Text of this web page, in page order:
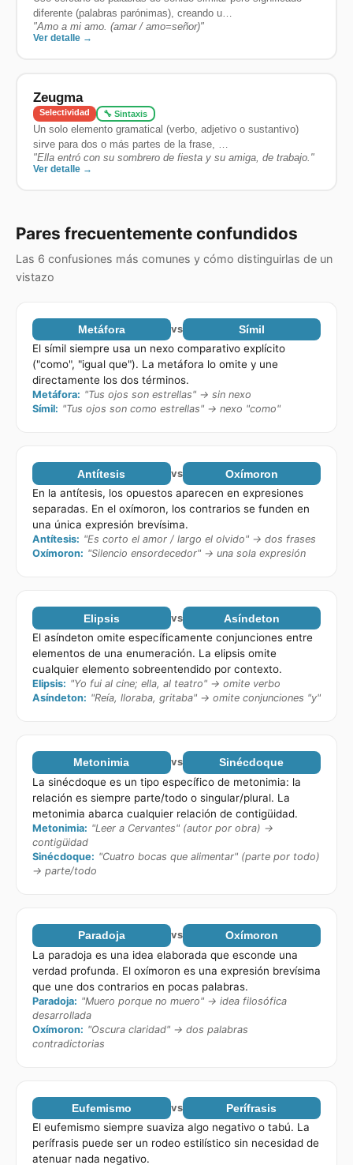
diferente (palabras parónimas), creando u…
"Amo a mi amo. (amar / amo=señor)"
Ver detalle →
Zeugma
Selectividad 🔧 Sintaxis
Un solo elemento gramatical (verbo, adjetivo o sustantivo)
sirve para dos o más partes de la frase, …
"Ella entró con su sombrero de fiesta y su amiga, de trabajo. "
Ver detalle →
Pares frecuentemente confundidos
Las 6 confusiones más comunes y cómo distinguirlas de un
vistazo
Metáfora vs
Símil
El símil siempre usa un nexo comparativo explícito
("como", "igual que"). La metáfora lo omite y une
directamente los dos términos.
Metáfora: "Tus ojos son estrellas" → sin nexo
Símil: "Tus ojos son como estrellas" → nexo "como"
Antítesis vs
Oxímoron
En la antítesis, los opuestos aparecen en expresiones
separadas. En el oxímoron, los contrarios se funden en
una única expresión brevísima.
Antítesis: "Es corto el amor / largo el olvido" → dos frases
Oxímoron: "Silencio ensordecedor" → una sola expresión
Elipsis vs
Asíndeton
El asíndeton omite específicamente conjunciones entre
elementos de una enumeración. La elipsis omite
cualquier elemento sobreentendido por contexto.
Elipsis: "Yo fui al cine; ella, al teatro" → omite verbo
Asíndeton: "Reía, lloraba, gritaba" → omite conjunciones "y"
Metonimia vs
Sinécdoque
La sinécdoque es un tipo específico de metonimia: la
relación es siempre parte/todo o singular/plural. La
metonimia abarca cualquier relación de contigüidad.
Metonimia: "Leer a Cervantes" (autor por obra) →
contigüidad
Sinécdoque: "Cuatro bocas que alimentar" (parte por todo)
→ parte/todo
Paradoja vs
Oxímoron
La paradoja es una idea elaborada que esconde una
verdad profunda. El oxímoron es una expresión brevísima
que une dos contrarios en pocas palabras.
Paradoja: "Muero porque no muero" → idea filosófica
desarrollada
Oxímoron: "Oscura claridad" → dos palabras
contradictorias
Eufemismo vs
Perífrasis
El eufemismo siempre suaviza algo negativo o tabú. La
perífrasis puede ser un rodeo estilístico sin necesidad de
atenuar nada negativo.